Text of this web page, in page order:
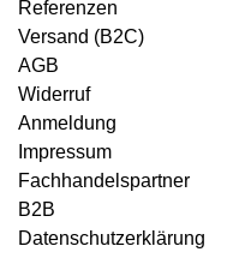
Referenzen
Versand (B2C)
AGB
Widerruf
Anmeldung
Impressum
Fachhandelspartner
B2B
Datenschutzerklärung